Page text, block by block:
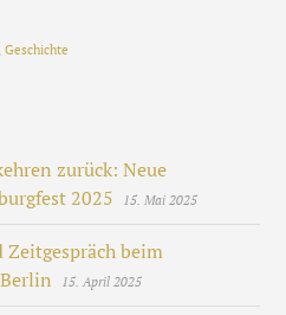
,Geschichte
zurück: Neue
2025
15. Mai 2025
beim
15. April 2025